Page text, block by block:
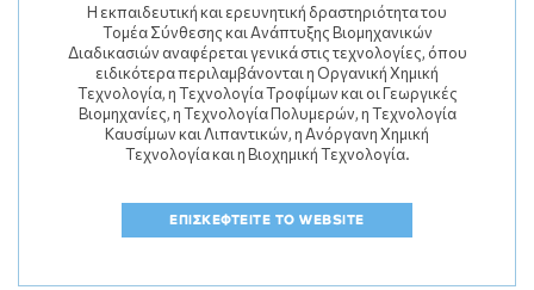
Η εκπαιδευτική και ερευνητική δραστηριότητα του
Τομέα Σύνθεσης και Ανάπτυξης Βιομηχανικών
Διαδικασιών αναφέρεται γενικά στις τεχνολογίες, όπου
ειδικότερα περιλαμβάνονται η Οργανική Χημική
Τεχνολογία, η Τεχνολογία Τροφίμων και οι Γεωργικές
Βιομηχανίες, η Τεχνολογία Πολυμερών, η Τεχνολογία
Καυσίμων και Λιπαντικών, η Ανόργανη Χημική
Τεχνολογία και η Βιοχημική Τεχνολογία.
ΕΠΙΣΚΕΦΤΕΙΤΕ ΤΟ WEBSITE